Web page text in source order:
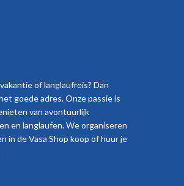
of langlaufreis? Dan
goede adres. Onze passie is
van avontuurlijk
en langlaufen. We organiseren
in de Vasa Shop koop of huur je